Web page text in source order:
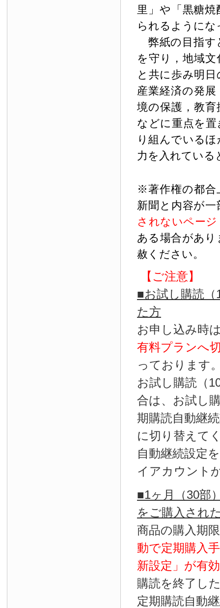
里」や「黒糖
られるように
弊紙の目指す
を守り，地域
と共に歩み明
産業経済の発
境の保護，教
などに重点を
り組んでいる
力を入れている
※著作権の都合
新聞と内容が
されないペー
ある場合があ
赦ください。
【ご注意】
■お試し購読
た方
お申し込み時
有料プランへ
っております
お試し購読（
合は、お試し
期購読自動継
に切り替えて
自動継続設定
イアカウント
■1ヶ月（30部
をご購入され
商品の購入期
動で定期購入
新設定」が有効
購読を終了し
定期購読自動